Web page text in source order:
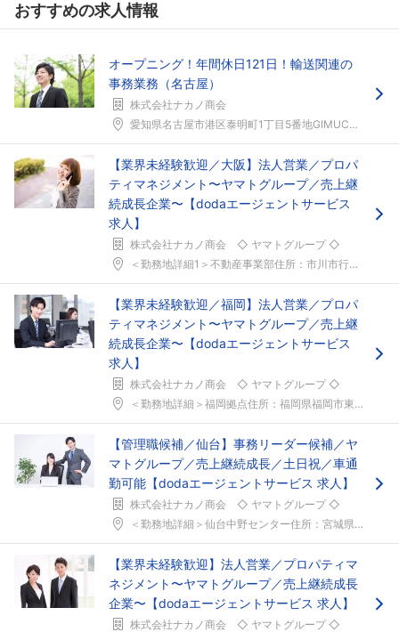
おすすめの求人情報
オープニング！年間休日121日！輸送関連の
事務業務（名古屋）
株式会社ナカノ商会
愛知県名古屋市港区泰明町1丁目5番地GIMUCO(...
【業界未経験歓迎／大阪】法人営業／プロパ
ティマネジメント〜ヤマトグループ／売上継
続成長企業〜【dodaエージェントサービス
求人】
株式会社ナカノ商会 ◇ ヤマトグループ ◇
＜勤務地詳細1＞不動産事業部住所：市川市行徳駅前2...
【業界未経験歓迎／福岡】法人営業／プロパ
ティマネジメント〜ヤマトグループ／売上継
続成長企業〜【dodaエージェントサービス
求人】
株式会社ナカノ商会 ◇ ヤマトグループ ◇
＜勤務地詳細＞福岡拠点住所：福岡県福岡市東区箱崎ふ...
【管理職候補／仙台】事務リーダー候補／ヤ
マトグループ／売上継続成長／土日祝／車通
勤可能【dodaエージェントサービス 求人】
株式会社ナカノ商会 ◇ ヤマトグループ ◇
＜勤務地詳細＞仙台中野センター住所：宮城県仙台市宮...
【業界未経験歓迎】法人営業／プロパティマ
ネジメント〜ヤマトグループ／売上継続成長
企業〜【dodaエージェントサービス 求人】
株式会社ナカノ商会 ◇ ヤマトグループ ◇